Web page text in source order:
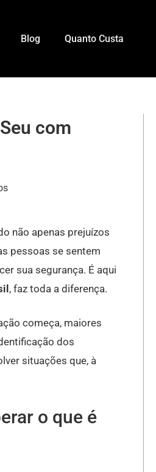
Blog Quanto Custa
com
não apenas prejuízos
pessoas se sentem
sua segurança. É aqui
, faz toda a diferença.
começa, maiores
dos
situações que, à
o que é